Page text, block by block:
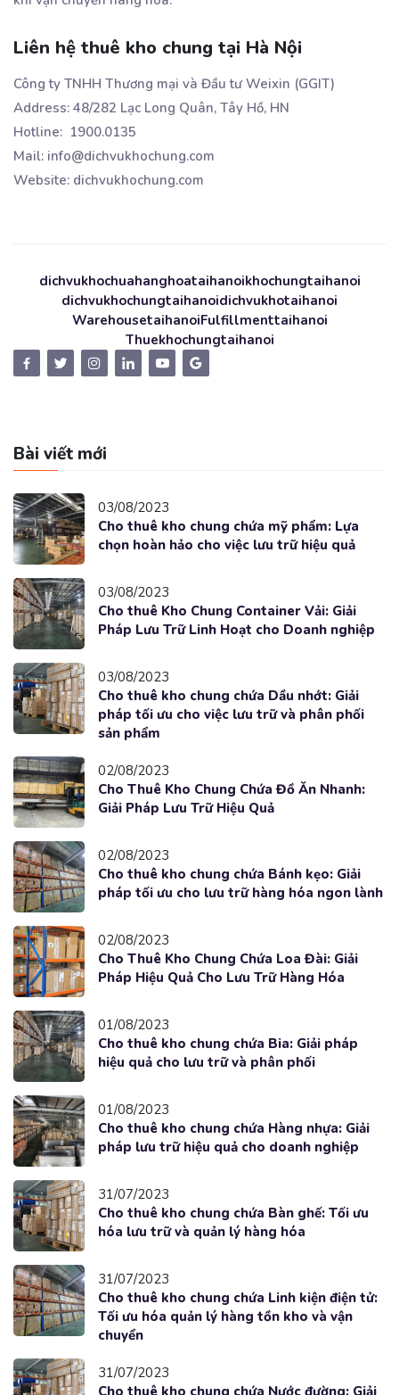
Liên hệ thuê kho chung tại Hà Nội
Công ty TNHH Thương mại và Đầu tư Weixin (GGIT)
Address: 48/282 Lạc Long Quân, Tây Hồ, HN
Hotline: 1900.0135
Mail: info@dichvukhochung.com
Website: dichvukhochung.com
dichvukhochuahanghoataihanoikhochungtaihanoi
dichvukhochungtaihanoidichvukhotaihanoi
WarehousetaihanoiFulfillmenttaihanoi
Thuekhochungtaihanoi
Bài viết mới
03/08/2023
Cho thuê kho chung chứa mỹ phẩm: Lựa
chọn hoàn hảo cho việc lưu trữ hiệu quả
03/08/2023
Cho thuê Kho Chung Container Vải: Giải
Pháp Lưu Trữ Linh Hoạt cho Doanh nghiệp
03/08/2023
Cho thuê kho chung chứa Dầu nhớt: Giải
pháp tối ưu cho việc lưu trữ và phân phối
sản phẩm
02/08/2023
Cho Thuê Kho Chung Chứa Đồ Ăn Nhanh:
Giải Pháp Lưu Trữ Hiệu Quả
02/08/2023
Cho thuê kho chung chứa Bánh kẹo: Giải
pháp tối ưu cho lưu trữ hàng hóa ngon lành
02/08/2023
Cho Thuê Kho Chung Chứa Loa Đài: Giải
Pháp Hiệu Quả Cho Lưu Trữ Hàng Hóa
01/08/2023
Cho thuê kho chung chứa Bia: Giải pháp
hiệu quả cho lưu trữ và phân phối
01/08/2023
Cho thuê kho chung chứa Hàng nhựa: Giải
pháp lưu trữ hiệu quả cho doanh nghiệp
31/07/2023
Cho thuê kho chung chứa Bàn ghế: Tối ưu
hóa lưu trữ và quản lý hàng hóa
31/07/2023
Cho thuê kho chung chứa Linh kiện điện tử:
Tối ưu hóa quản lý hàng tồn kho và vận
chuyển
31/07/2023
Cho thuê kho chung chứa Nước đường: Giải